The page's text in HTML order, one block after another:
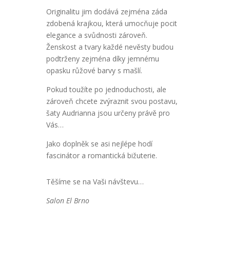
Originalitu jim dodává zejména záda
zdobená krajkou, která umocňuje pocit
elegance a svůdnosti zároveň.
Ženskost a tvary každé nevěsty budou
podtrženy zejména díky jemnému
opasku růžové barvy s mašlí.
Pokud toužíte po jednoduchosti, ale
zároveň chcete zvýraznit svou postavu,
šaty Audrianna jsou určeny právě pro
Vás…
Jako doplněk se asi nejlépe hodí
fascinátor a romantická bižuterie.
Těšíme se na Vaši návštevu…
Salon El Brno